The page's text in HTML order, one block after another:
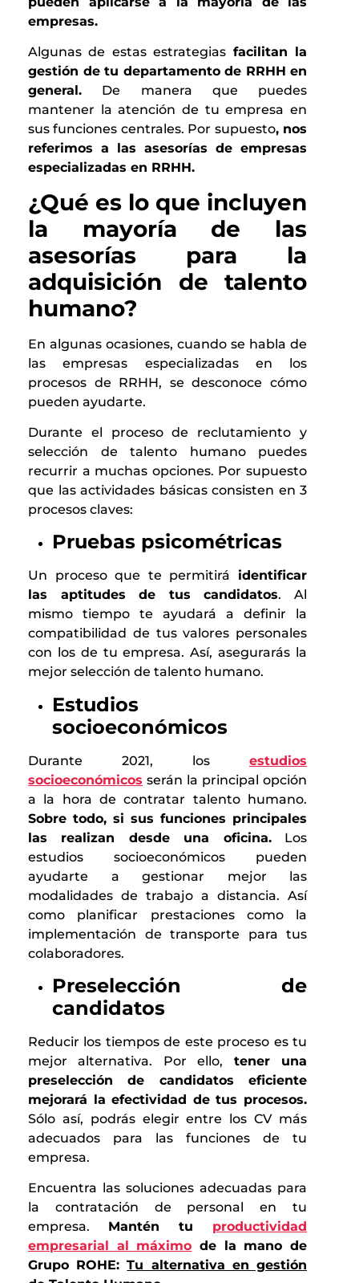
empresas.
Algunas de estas estrategias facilitan la
gestión de tu departamento de RRHH en
general. De manera que puedes
mantener la atención de tu empresa en
sus funciones centrales. Por supuesto, nos
referimos a las asesorías de empresas
especializadas en RRHH.
¿Qué es lo que incluyen
la mayoría de las
asesorías para la
adquisición de talento
humano?
En algunas ocasiones, cuando se habla de
las empresas especializadas en los
procesos de RRHH, se desconoce cómo
pueden ayudarte.
Durante el proceso de reclutamiento y
selección de talento humano puedes
recurrir a muchas opciones. Por supuesto
que las actividades básicas consisten en 3
procesos claves:
Pruebas psicométricas
Un proceso que te permitirá identificar
las aptitudes de tus candidatos. Al
mismo tiempo te ayudará a definir la
compatibilidad de tus valores personales
con los de tu empresa. Así, asegurarás la
mejor selección de talento humano.
Estudios
socioeconómicos
Durante 2021, los estudios
socioeconómicos serán la principal opción
a la hora de contratar talento humano.
Sobre todo, si sus funciones principales
las realizan desde una oficina.Los
estudios socioeconómicos pueden
ayudarte a gestionar mejor las
modalidades de trabajo a distancia. Así
como planificar prestaciones como la
implementación de transporte para tus
colaboradores.
Preselección de
candidatos
Reducir los tiempos de este proceso es tu
mejor alternativa. Por ello, tener una
preselección de candidatos eficiente
mejorará la efectividad de tus procesos.
Sólo así, podrás elegir entre los CV más
adecuados para las funciones de tu
empresa.
Encuentra las soluciones adecuadas para
la contratación de personal en tu
empresa. Mantén tu productividad
empresarial al máximo de la mano de
Grupo ROHE:Tu alternativa en gestión